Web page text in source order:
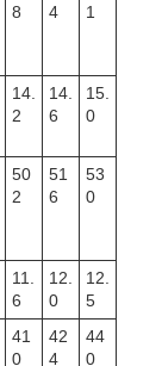
8
4
1
14.
2
14.
6
15.
0
50
2
51
6
53
0
11.
6
12.
0
12.
5
41
0
42
4
44
0